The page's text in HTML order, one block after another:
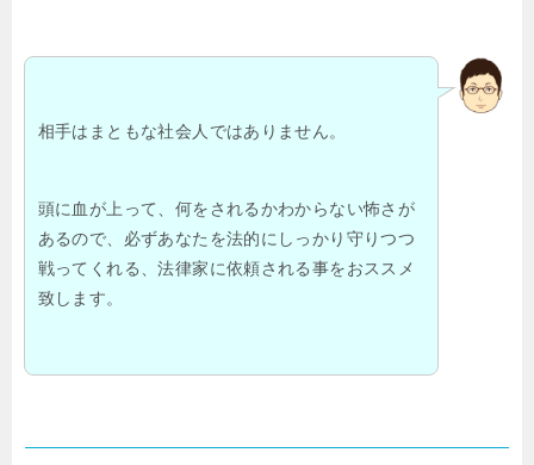
相手はまともな社会人ではありません。
頭に血が上って、何をされるかわからない怖さが
あるので、必ずあなたを法的にしっかり守りつつ
戦ってくれる、法律家に依頼される事をおススメ
致します。